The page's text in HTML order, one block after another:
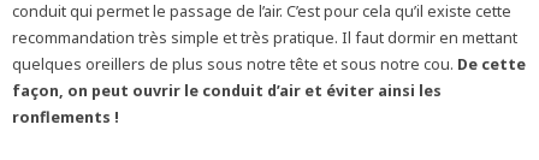
conduit qui permet le passage de l’air. C’est pour cela qu’il existe cette
recommandation très simple et très pratique. Il faut dormir en mettant
quelques oreillers de plus sous notre tête et sous notre cou. De cette
façon, on peut ouvrir le conduit d’air et éviter ainsi les
ronflements !